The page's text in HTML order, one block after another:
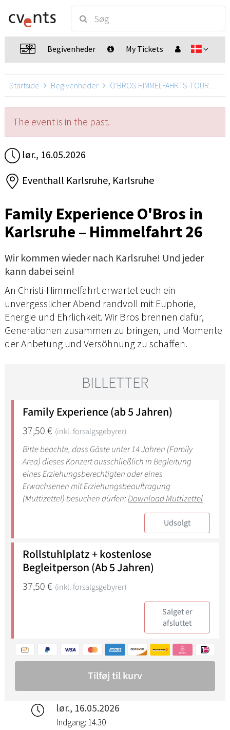
Begivenheder My Tickets
Startside Begivenheder O'BROS HIMMELFAHRTS-TOUR 2026
The event is in the past.
lør., 16.05.2026
Eventhall Karlsruhe, Karlsruhe
Family Experience O'Bros in
Karlsruhe – Himmelfahrt 26
Wir kommen wieder nach Karlsruhe! Und jeder
kann dabei sein!
An Christi-Himmelfahrt erwartet euch ein
unvergesslicher Abend randvoll mit Euphorie,
Energie und Ehrlichkeit. Wir Bros brennen dafür,
Generationen zusammen zu bringen, und Momente
der Anbetung und Versöhnung zu schaffen.
lør., 16.05.2026
Indgang: 14.30